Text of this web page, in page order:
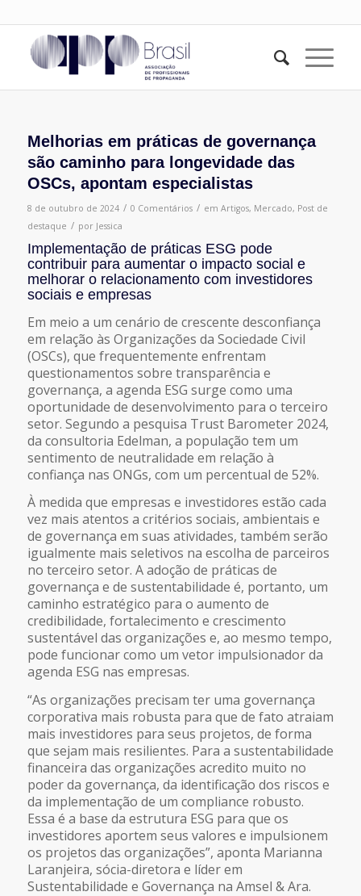
Melhorias em práticas de governança
são caminho para longevidade das
OSCs, apontam especialistas
8 de outubro de 2024 / 0 Comentários / em Artigos, Mercado, Post de
destaque / por Jessica
Implementação de práticas ESG pode
contribuir para aumentar o impacto social e
melhorar o relacionamento com investidores
sociais e empresas
Em meio a um cenário de crescente desconfiança
em relação às Organizações da Sociedade Civil
(OSCs), que frequentemente enfrentam
questionamentos sobre transparência e
governança, a agenda ESG surge como uma
oportunidade de desenvolvimento para o terceiro
setor. Segundo a pesquisa Trust Barometer 2024,
da consultoria Edelman, a população tem um
sentimento de neutralidade em relação à
confiança nas ONGs, com um percentual de 52%.
À medida que empresas e investidores estão cada
vez mais atentos a critérios sociais, ambientais e
de governança em suas atividades, também serão
igualmente mais seletivos na escolha de parceiros
no terceiro setor. A adoção de práticas de
governança e de sustentabilidade é, portanto, um
caminho estratégico para o aumento de
credibilidade, fortalecimento e crescimento
sustentável das organizações e, ao mesmo tempo,
pode funcionar como um vetor impulsionador da
agenda ESG nas empresas.
“As organizações precisam ter uma governança
corporativa mais robusta para que de fato atraiam
mais investidores para seus projetos, de forma
que sejam mais resilientes. Para a sustentabilidade
financeira das organizações acredito muito no
poder da governança, da identificação dos riscos e
da implementação de um compliance robusto.
Essa é a base da estrutura ESG para que os
investidores aportem seus valores e impulsionem
os projetos das organizações”, aponta Marianna
Laranjeira, sócia-diretora e líder em
Sustentabilidade e Governança na Amsel & Ara.